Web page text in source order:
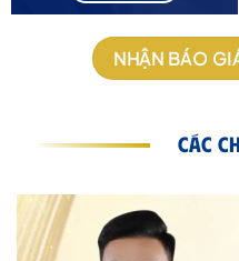
NHẬN BÁO
CÁC